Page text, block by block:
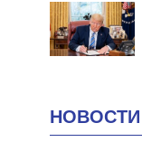
НОВОСТИ